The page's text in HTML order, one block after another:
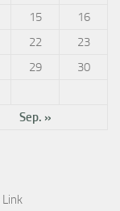
15
16
22
23
29
30
Sep. »
Link